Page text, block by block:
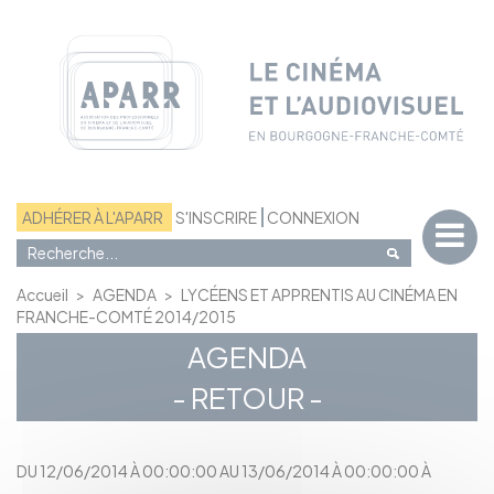
ADHÉRER À L'APARR S'INSCRIRE CONNEXION
Accueil > AGENDA > LYCÉENS ET APPRENTIS AU CINÉMA EN
FRANCHE-COMTÉ 2014/2015
AGENDA
- RETOUR -
DU 12/06/2014 À 00:00:00 AU 13/06/2014 À 00:00:00 À